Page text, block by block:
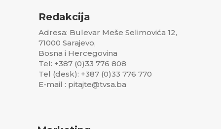
Redakcija
Adresa: Bulevar Meše Selimovića 12,
71000 Sarajevo,
Bosna i Hercegovina
Tel: +387 (0)33 776 808
Tel (desk): +387 (0)33 776 770
E-mail : pitajte@tvsa.ba